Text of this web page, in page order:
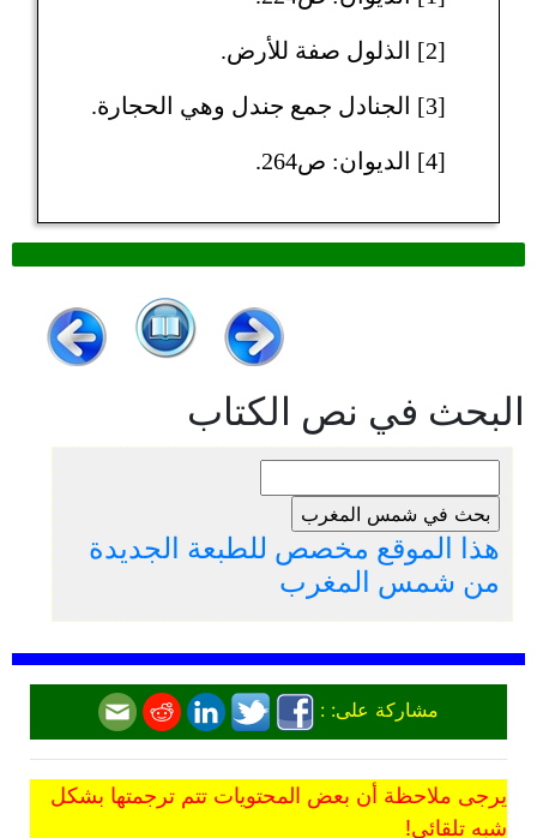
[2] الذلول صفة للأرض.
[3] الجنادل جمع جندل وهي الحجارة.
[4] الديوان: ص264.
البحث في نص الكتاب
هذا الموقع مخصص للطبعة الجديدة
من شمس المغرب
مشاركة على: :
يرجى ملاحظة أن بعض المحتويات تتم ترجمتها بشكل
شبه تلقائي!